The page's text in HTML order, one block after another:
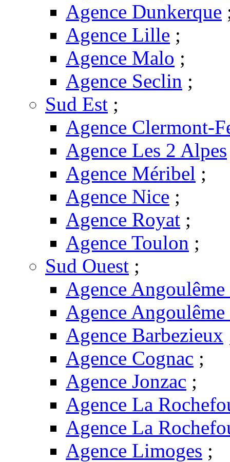
Agence Dunkerque
Agence Lille ;
Agence Malo ;
Agence Seclin ;
Sud Est ;
Agence Clermont-
Agence Les 2 Alpes
Agence Méribel ;
Agence Nice ;
Agence Royat ;
Agence Toulon ;
Sud Ouest ;
Agence
Agence
Agence Barbezieux
Agence Cognac ;
Agence Jonzac ;
Agence La
Agence La
Agence Limoges ;